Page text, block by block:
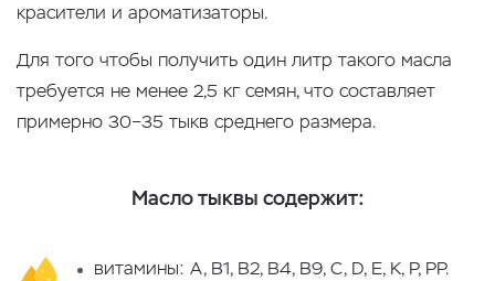
красители и ароматизаторы.
Для того чтобы получить один литр такого масла
требуется не менее 2,5 кг семян, что составляет
примерно 30−35 тыкв среднего размера.
Масло тыквы содержит:
витамины: А, В1, В2, В4, В9, С, D, Е, K, Р, РР.